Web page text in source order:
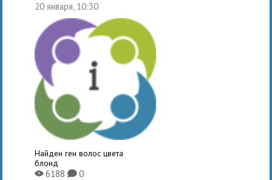
20 января, 10:30
Найден ген волос цвета
блонд
X6188K0